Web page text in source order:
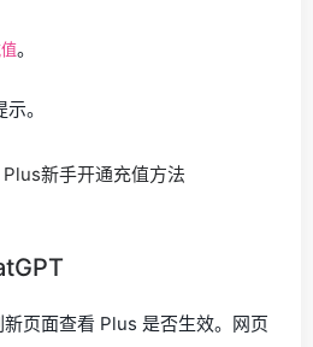
。
。
页面查看 Plus 是否生效。网页